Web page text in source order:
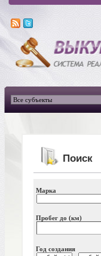
Поиск
Марка
Пробег до (км)
Год создания